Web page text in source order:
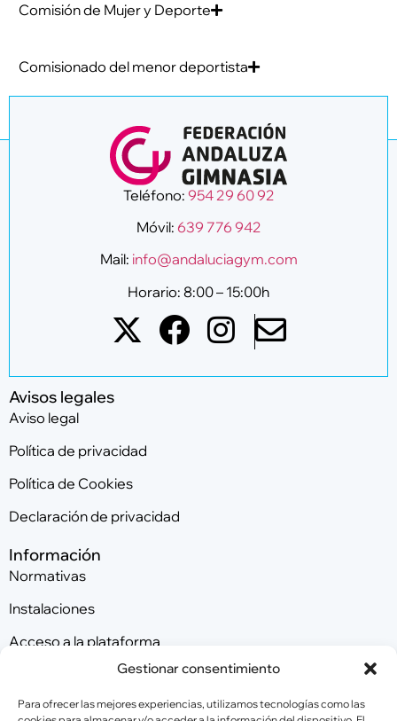
Gestionar consentimiento
Para ofrecer las mejores experiencias, utilizamos tecnologías como las
Comisión de Mujer y Deporte
Comisionado del menor deportista
Teléfono: 954 29 60 92
Móvil: 639 776 942
Mail: info@andaluciagym.com
Horario: 8:00 – 15:00h
Avisos legales
Aviso legal
Política de privacidad
Política de Cookies
Declaración de privacidad
Información
Normativas
Instalaciones
Acceso a la plataforma